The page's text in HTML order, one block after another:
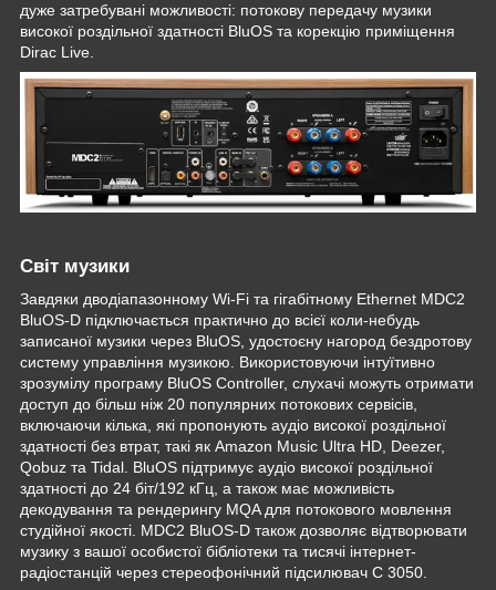
дуже затребувані можливості: потокову передачу музики
високої роздільної здатності BluOS та корекцію приміщення
Dirac Live.
Світ музики
Завдяки дводіапазонному Wi-Fi та гігабітному Ethernet MDC2
BluOS-D підключається практично до всієї коли-небудь
записаної музики через BluOS, удостоєну нагород бездротову
систему управління музикою. Використовуючи інтуїтивно
зрозумілу програму BluOS Controller, слухачі можуть отримати
доступ до більш ніж 20 популярних потокових сервісів,
включаючи кілька, які пропонують аудіо високої роздільної
здатності без втрат, такі як Amazon Music Ultra HD, Deezer,
Qobuz та Tidal. BluOS підтримує аудіо високої роздільної
здатності до 24 біт/192 кГц, а також має можливість
декодування та рендерингу MQA для потокового мовлення
студійної якості. MDC2 BluOS-D також дозволяє відтворювати
музику з вашої особистої бібліотеки та тисячі інтернет-
радіостанцій через стереофонічний підсилювач C 3050.